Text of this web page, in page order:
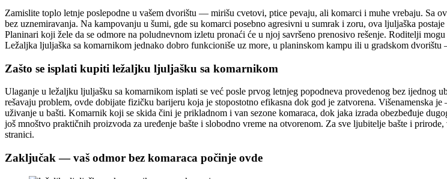
Zamislite toplo letnje poslepodne u vašem dvorištu — mirišu cvetovi, ptice pevaju, ali komarci i muhe vrebaju. Sa
bez uznemiravanja. Na kampovanju u šumi, gde su komarci posebno agresivni u sumrak i zoru, ova ljuljaška
Planinari koji žele da se odmore na poludnevnom izletu pronaći će u njoj savršeno prenosivo rešenje. Roditelji
Ležaljka ljuljaška sa komarnikom jednako dobro funkcioniše uz more, u planinskom kampu ili u gradskom
Zašto se isplati kupiti ležaljku ljuljašku sa komarnikom
Ulaganje u ležaljku ljuljašku sa komarnikom isplati se već posle prvog letnjeg popodneva provedenog bez ijednog
rešavaju problem, ovde dobijate fizičku barijeru koja je stopostotno efikasna dok god je zatvorena. Višenamenska
uživanje u bašti. Komarnik koji se skida čini je prikladnom i van sezone komaraca, dok jaka izrada obezbeđuje
još mnoštvo praktičnih proizvoda za uređenje bašte i slobodno vreme na otvorenom. Za sve ljubitelje bašte i
stranici.
Zaključak — vaš odmor bez komaraca počinje ovde